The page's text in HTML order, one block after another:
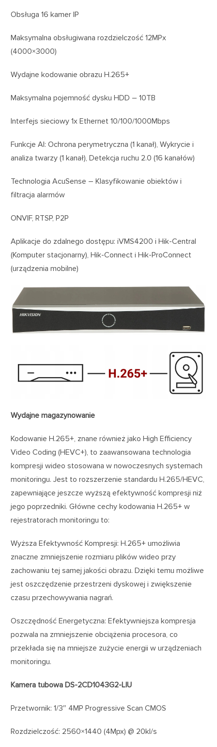
Obsługa 16 kamer IP
Maksymalna obsługiwana rozdzielczość 12MPx
(4000×3000)
Wydajne kodowanie obrazu H.265+
Maksymalna pojemność dysku HDD – 10TB
Interfejs sieciowy 1x Ethernet 10/100/1000Mbps
Funkcje AI: Ochrona perymetryczna (1 kanał), Wykrycie i
analiza twarzy (1 kanał), Detekcja ruchu 2.0 (16 kanałów)
Technologia AcuSense – Klasyfikowanie obiektów i
filtracja alarmów
ONVIF, RTSP, P2P
Aplikacje do zdalnego dostępu: iVMS4200 i Hik-Central
(Komputer stacjonarny), Hik-Connect i Hik-ProConnect
(urządzenia mobilne)
Wydajne magazynowanie
Kodowanie H.265+, znane również jako High Efficiency
Video Coding (HEVC+), to zaawansowana technologia
kompresji wideo stosowana w nowoczesnych systemach
monitoringu. Jest to rozszerzenie standardu H.265/HEVC,
zapewniające jeszcze wyższą efektywność kompresji niż
jego poprzedniki. Główne cechy kodowania H.265+ w
rejestratorach monitoringu to:
Wyższa Efektywność Kompresji: H.265+ umożliwia
znaczne zmniejszenie rozmiaru plików wideo przy
zachowaniu tej samej jakości obrazu. Dzięki temu możliwe
jest oszczędzenie przestrzeni dyskowej i zwiększenie
czasu przechowywania nagrań.
Oszczędność Energetyczna: Efektywniejsza kompresja
pozwala na zmniejszenie obciążenia procesora, co
przekłada się na mniejsze zużycie energii w urządzeniach
monitoringu.
Kamera tubowa DS-2CD1043G2-LIU
Przetwornik: 1/3″ 4MP Progressive Scan CMOS
Rozdzielczość: 2560×1440 (4Mpx) @ 20kl/s